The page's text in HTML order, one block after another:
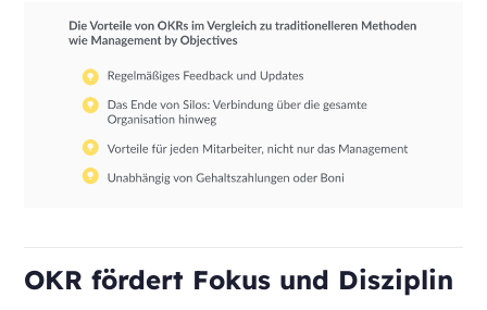
OKR fördert Fokus und Disziplin